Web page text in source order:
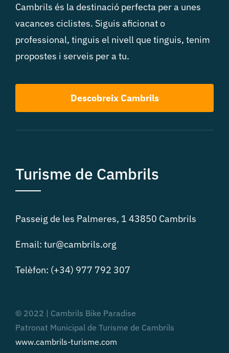
Cambrils és la destinació perfecta per a unes
vacances ciclistes. Siguis aficionat o
professional, tinguis el nivell que tinguis, tenim
propostes i serveis per a tu.
Descobreix Cambrils
Turisme de Cambrils
Passeig de les Palmeres, 1 43850 Cambrils
Email: tur@cambrils.org
Telèfon: (+34) 977 792 307
© 2022 | Cambrils Bike Paradise
Patronat Municipal de Turisme de Cambrils
www.cambrils-turisme.com